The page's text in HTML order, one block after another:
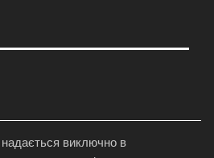
надається виключно в